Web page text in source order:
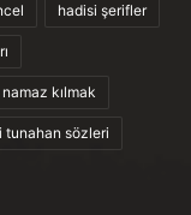
hadisi şerifler
namaz kılmak
tunahan sözleri